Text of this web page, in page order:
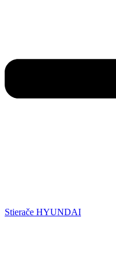
Stierače HYUNDAI